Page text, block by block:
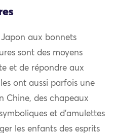
aux bonnets
sont des moyens
et de répondre aux
ont aussi parfois une
Chine, des chapeaux
et d’amulettes
les enfants des esprits